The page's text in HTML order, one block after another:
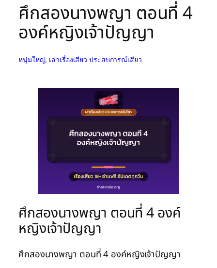
ศึกสองนางพญา ตอนที่ 4
องค์หญิงเจ้าปัญญา
หนุ่มใหญ่, เล่าเรื่องเสียว ประสบการณ์เสียว
ศึกสองนางพญา ตอนที่ 4 องค์
หญิงเจ้าปัญญา
ศึกสองนางพญา ตอนที่ 4 องค์หญิงเจ้าปัญญา